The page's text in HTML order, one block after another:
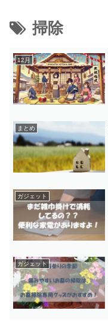
掃除
12月
まとめ
ガジェット
ガジェット